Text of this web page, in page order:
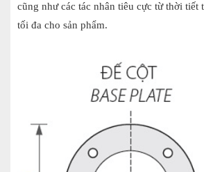
cũng như các tác nhân tiêu cực từ thời tiết
tối đa cho sản phẩm.